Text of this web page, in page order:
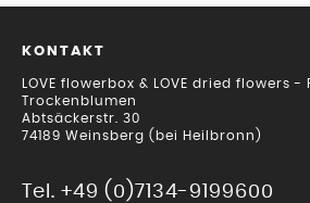
KONTAKT
LOVE flowerbox & LOVE dried flowers
Trockenblumen
Abtsäckerstr. 30
74189 Weinsberg (bei Heilbronn)
Tel. +49 (0)7134-9199600